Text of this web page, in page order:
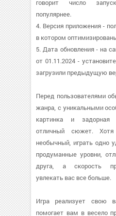
говорит число
популярнее.
4. Версия приложения -
в котором
5. Дата обновления - на
от 01.11.2024 -
загрузили предыдущую
Перед пользователями
жанра, с уникальными
картинка и
отличный сюжет.
необычный, играть одно
продуманные уровни,
друга, а скорость
увлекать вас все больше.
Игра реализует свою
помогает вам в весело